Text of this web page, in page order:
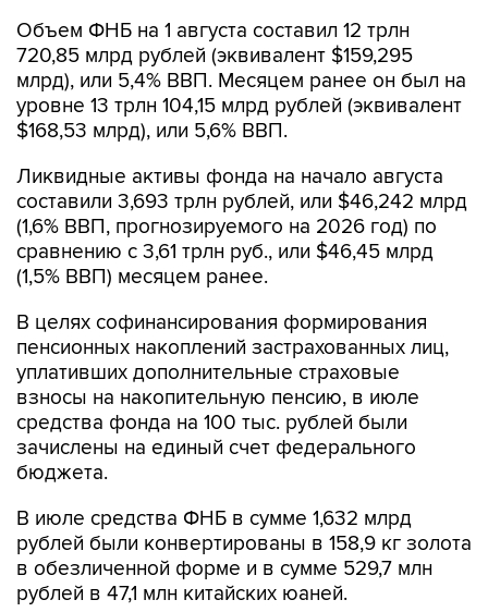
Объем ФНБ на 1 августа составил 12 трлн
720,85 млрд рублей (эквивалент $159,295
млрд), или 5,4% ВВП. Месяцем ранее он был на
уровне 13 трлн 104,15 млрд рублей (эквивалент
$168,53 млрд), или 5,6% ВВП.
Ликвидные активы фонда на начало августа
составили 3,693 трлн рублей, или $46,242 млрд
(1,6% ВВП, прогнозируемого на 2026 год) по
сравнению с 3,61 трлн руб., или $46,45 млрд
(1,5% ВВП) месяцем ранее.
В целях софинансирования формирования
пенсионных накоплений застрахованных лиц,
уплативших дополнительные страховые
взносы на накопительную пенсию, в июле
средства фонда на 100 тыс. рублей были
зачислены на единый счет федерального
бюджета.
В июле средства ФНБ в сумме 1,632 млрд
рублей были конвертированы в 158,9 кг золота
в обезличенной форме и в сумме 529,7 млн
рублей в 47,1 млн китайских юаней.